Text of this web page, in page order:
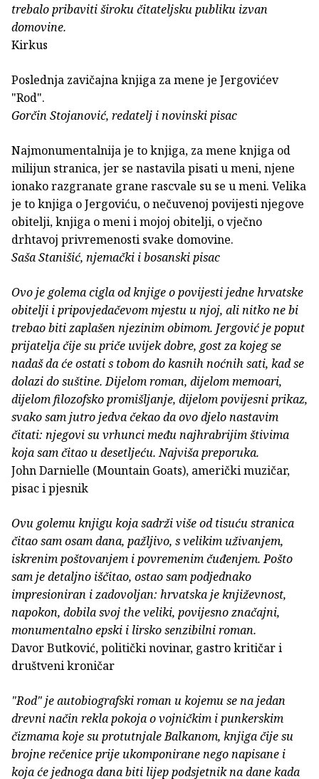
trebalo pribaviti široku čitateljsku publiku izvan
domovine.
Kirkus
Poslednja zavičajna knjiga za mene je Jergovićev
"Rod".
Gorčin Stojanović, redatelj i novinski pisac
Najmonumentalnija je to knjiga, za mene knjiga od
milijun stranica, jer se nastavila pisati u meni, njene
ionako razgranate grane rascvale su se u meni. Velika
je to knjiga o Jergoviću, o nečuvenoj povijesti njegove
obitelji, knjiga o meni i mojoj obitelji, o vječno
drhtavoj privremenosti svake domovine.
Saša Stanišić, njemački i bosanski pisac
Ovo je golema cigla od knjige o povijesti jedne hrvatske
obitelji i pripovjedačevom mjestu u njoj, ali nitko ne bi
trebao biti zaplašen njezinim obimom. Jergović je poput
prijatelja čije su priče uvijek dobre, gost za kojeg se
nadaš da će ostati s tobom do kasnih noćnih sati, kad se
dolazi do suštine. Dijelom roman, dijelom memoari,
dijelom filozofsko promišljanje, dijelom povijesni prikaz,
svako sam jutro jedva čekao da ovo djelo nastavim
čitati: njegovi su vrhunci među najhrabrijim štivima
koja sam čitao u desetljeću. Najviša preporuka.
John Darnielle (Mountain Goats), američki muzičar,
pisac i pjesnik
Ovu golemu knjigu koja sadrži više od tisuću stranica
čitao sam osam dana, pažljivo, s velikim uživanjem,
iskrenim poštovanjem i povremenim čuđenjem. Pošto
sam je detaljno iščitao, ostao sam podjednako
impresioniran i zadovoljan: hrvatska je književnost,
napokon, dobila svoj the veliki, povijesno značajni,
monumentalno epski i lirsko senzibilni roman.
Davor Butković, politički novinar, gastro kritičar i
društveni kroničar
"Rod" je autobiografski roman u kojemu se na jedan
drevni način rekla pokoja o vojničkim i punkerskim
čizmama koje su protutnjale Balkanom, knjiga čije su
brojne rečenice prije ukomponirane nego napisane i
koja će jednoga dana biti lijep podsjetnik na dane kada